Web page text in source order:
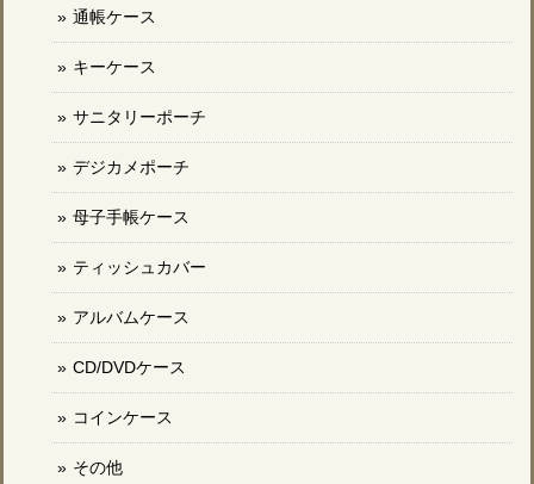
通帳ケース
キーケース
サニタリーポーチ
デジカメポーチ
母子手帳ケース
ティッシュカバー
アルバムケース
CD/DVDケース
コインケース
その他